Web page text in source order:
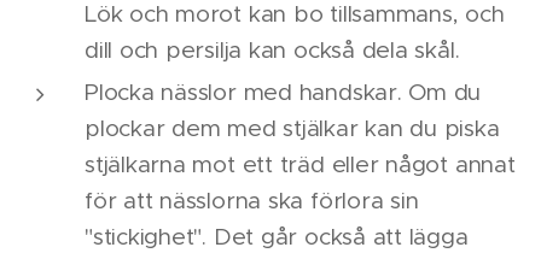
Lök och morot kan bo tillsammans, och
dill och persilja kan också dela skål.
Plocka nässlor med handskar. Om du
plockar dem med stjälkar kan du piska
stjälkarna mot ett träd eller något annat
för att nässlorna ska förlora sin
"stickighet". Det går också att lägga